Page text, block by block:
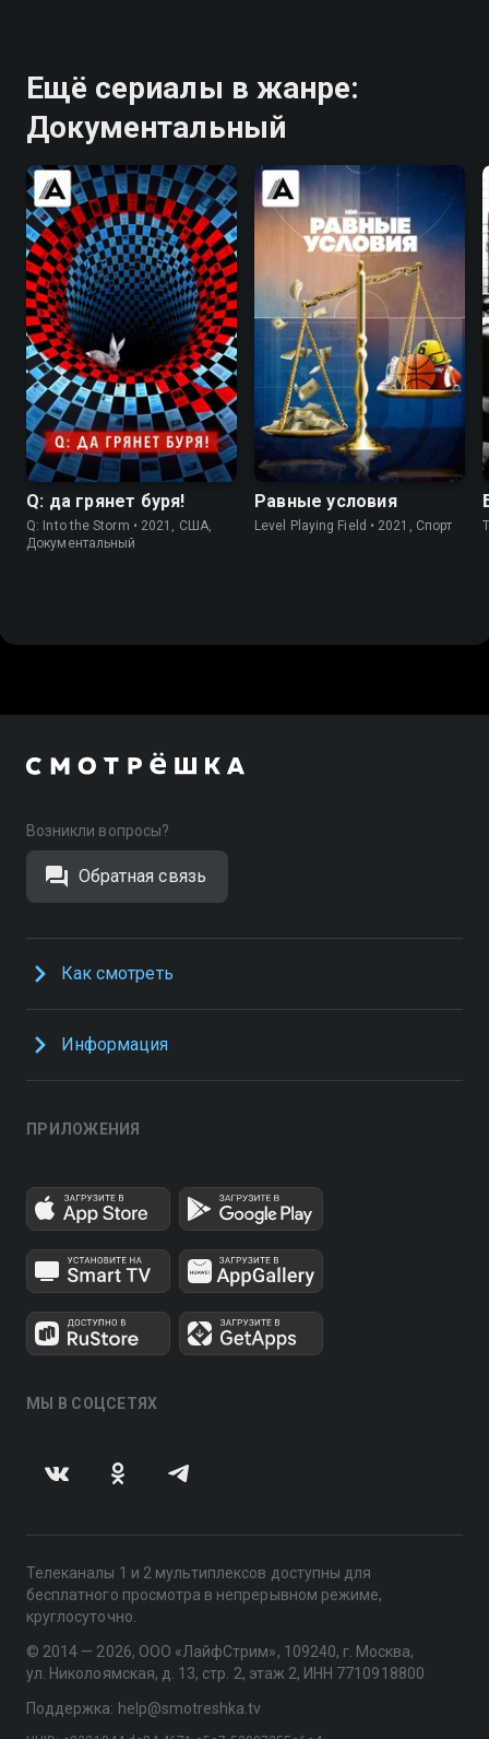
Ещё сериалы в жанре:
Документальный
6.9 7.5
Q: да грянет буря!
Q: Into the Storm • 2021, США,
Документальный
6.9
Равные условия
Level Playing Field • 2021, Спорт
Возникли вопросы?
Обратная связь
Как смотреть
Информация
ПРИЛОЖЕНИЯ
МЫ В СОЦСЕТЯХ
Телеканалы 1 и 2 мультиплексов доступны для
бесплатного просмотра в непрерывном режиме,
круглосуточно.
© 2014 — 2026, ООО «ЛайфСтрим», 109240, г. Москва,
ул. Николоямская, д. 13, стр. 2, этаж 2, ИНН 7710918800
Поддержка: help@smotreshka.tv